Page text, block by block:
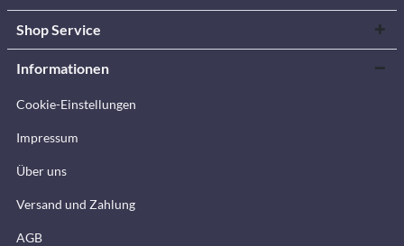
Shop Service
Informationen
Cookie-Einstellungen
Impressum
Über uns
Versand und Zahlung
AGB